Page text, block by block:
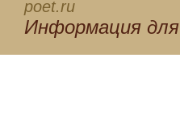
poet.ru
Информация для